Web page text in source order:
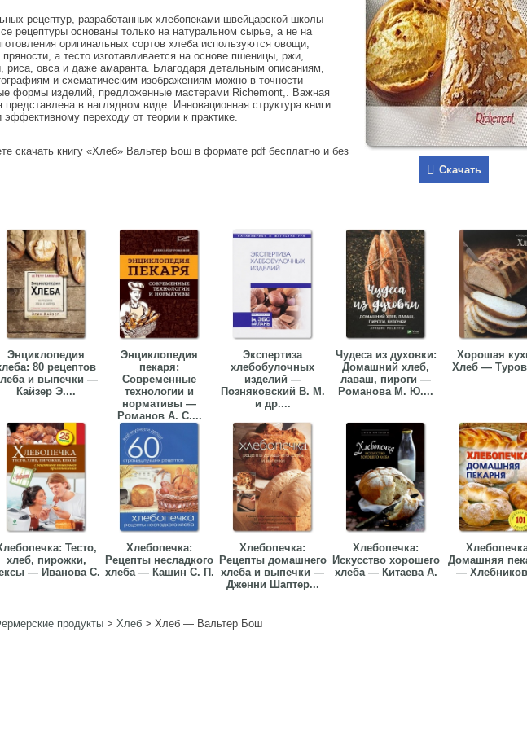
Скачать
рецептур, разработанных хлебопеками швейцарской школы
рецептуры основаны только на натуральном сырье, а не на
оригинальных сортов хлеба используются овощи,
а тесто изготавливается на основе пшеницы, ржи,
риса, овса и даже амаранта. Благодаря детальным описаниям,
и схематическим изображениям можнo в точности
формы изделий, предложенные мастерами Richemont,. Важная
в наглядном виде. Инновационная структура книги
эффективному переходу от теории к практике.
скачать книгу «Хлеб» Вальтер Бош в формате pdf бесплатно и без
Энциклопедия
80 рецептов
и выпечки —
Кайзер Э....
Энциклопедия
пекаря:
Современные
технологии и
нормативы —
Романов А. С....
Экспертиза
хлебобулочных
изделий —
Позняковский В. М.
и др....
Чудеса из духовки:
Домашний хлеб,
лаваш, пироги —
Романова М. Ю....
Хорошая
Хлеб —
Тесто,
хлеб, пирожки,
— Иванова С.
Хлебопечка:
Рецепты несладкого
хлеба — Кашин С. П.
Хлебопечка:
Рецепты домашнего
хлеба и выпечки —
Дженни Шаптер...
Хлебопечка:
Искусство хорошего
хлеба — Китаева А.
Домашняя
—
продукты > Хлеб > Хлеб — Вальтер Бош